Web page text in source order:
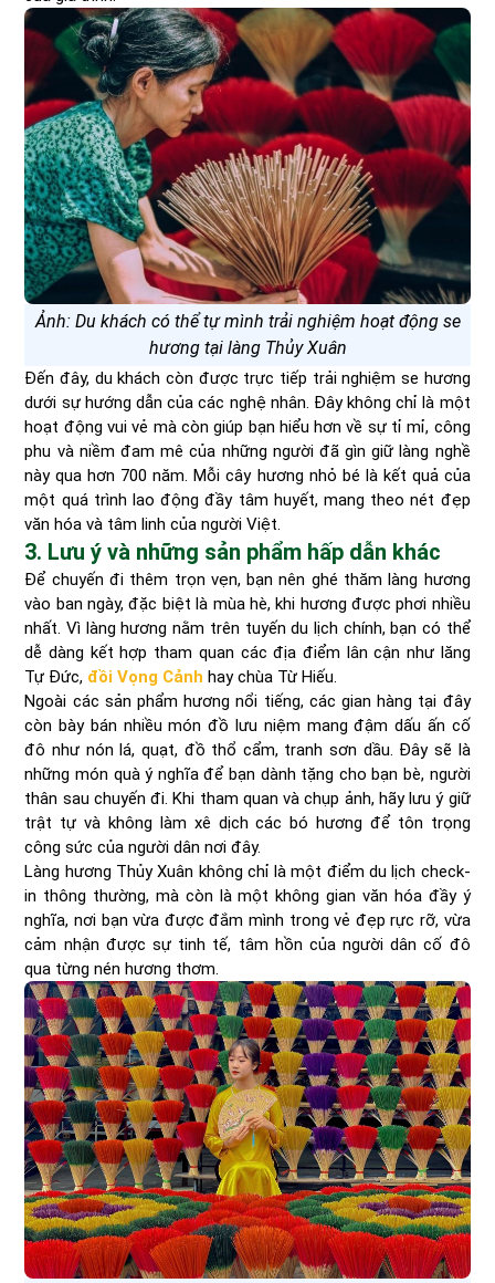
Ảnh: Du khách có thể tự mình trải nghiệm hoạt động se
hương tại làng Thủy Xuân
Đến đây, du khách còn được trực tiếp trải nghiệm se hương
dưới sự hướng dẫn của các nghệ nhân. Đây không chỉ là một
hoạt động vui vẻ mà còn giúp bạn hiểu hơn về sự tỉ mỉ, công
phu và niềm đam mê của những người đã gìn giữ làng nghề
này qua hơn 700 năm. Mỗi cây hương nhỏ bé là kết quả của
một quá trình lao động đầy tâm huyết, mang theo nét đẹp
văn hóa và tâm linh của người Việt.
3. Lưu ý và những sản phẩm hấp dẫn khác
Để chuyến đi thêm trọn vẹn, bạn nên ghé thăm làng hương
vào ban ngày, đặc biệt là mùa hè, khi hương được phơi nhiều
nhất. Vì làng hương nằm trên tuyến du lịch chính, bạn có thể
dễ dàng kết hợp tham quan các địa điểm lân cận như lăng
Tự Đức, đồi Vọng Cảnh hay chùa Từ Hiếu.
Ngoài các sản phẩm hương nổi tiếng, các gian hàng tại đây
còn bày bán nhiều món đồ lưu niệm mang đậm dấu ấn cố
đô như nón lá, quạt, đồ thổ cẩm, tranh sơn dầu. Đây sẽ là
những món quà ý nghĩa để bạn dành tặng cho bạn bè, người
thân sau chuyến đi. Khi tham quan và chụp ảnh, hãy lưu ý giữ
trật tự và không làm xê dịch các bó hương để tôn trọng
công sức của người dân nơi đây.
Làng hương Thủy Xuân không chỉ là một điểm du lịch check-
in thông thường, mà còn là một không gian văn hóa đầy ý
nghĩa, nơi bạn vừa được đắm mình trong vẻ đẹp rực rỡ, vừa
cảm nhận được sự tinh tế, tâm hồn của người dân cố đô
qua từng nén hương thơm.